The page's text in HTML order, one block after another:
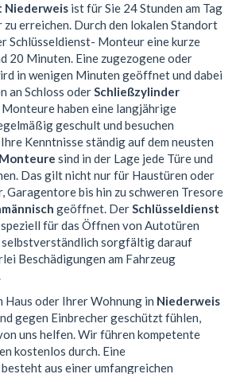
Niederweis ist für Sie 24 Stunden am Tag
zu erreichen. Durch den lokalen Standort
Schlüsseldienst- Monteur eine kurze
20 Minuten. Eine zugezogene oder
in wenigen Minuten geöffnet und dabei
an Schloss oderSchließzylinder
haben eine langjährige
geschult und besuchen
Kenntnisse ständig auf dem neusten
Monteure sind in der Lage jede Türe und
Das gilt nicht nur für Haustüren oder
Garagentore bis hin zu schweren Tresore
geöffnet. DerSchlüsseldienst
für das Öffnen von Autotüren
selbstverständlich sorgfältig darauf
Beschädigungen am Fahrzeug
Haus oder Ihrer Wohnung in Niederweis
gegen Einbrecher geschützt fühlen,
uns helfen. Wir führen kompetente
kostenlos durch. Eine
aus einer umfangreichen